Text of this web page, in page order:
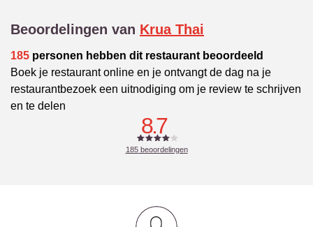
Beoordelingen van Krua Thai
185 personen hebben dit restaurant beoordeeld
Boek je restaurant online en je ontvangt de dag na je
restaurantbezoek een uitnodiging om je review te schrijven
en te delen
8.7
185beoordelingen